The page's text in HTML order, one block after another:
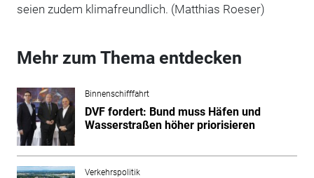
seien zudem klimafreundlich. (Matthias Roeser)
Mehr zum Thema entdecken
Binnenschifffahrt
DVF fordert: Bund muss Häfen und
Wasserstraßen höher priorisieren
Verkehrspolitik